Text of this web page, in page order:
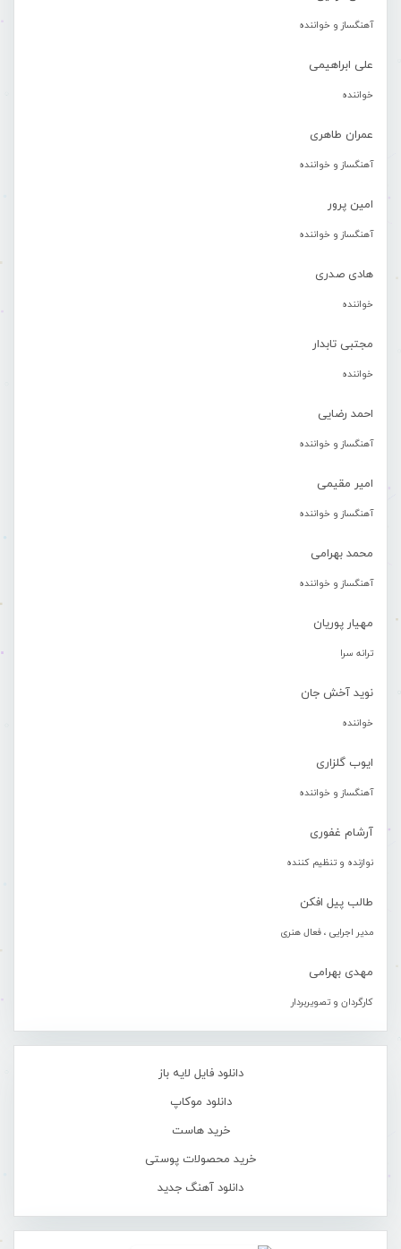
آهنگساز و خواننده
علی ابراهیمی
خواننده
عمران طاهری
آهنگساز و خواننده
امین پرور
آهنگساز و خواننده
هادی صدری
خواننده
مجتبی تابدار
خواننده
احمد رضایی
آهنگساز و خواننده
امیر مقیمی
آهنگساز و خواننده
محمد بهرامی
آهنگساز و خواننده
مهیار پوریان
ترانه سرا
نوید آخش جان
خواننده
ایوب گلزاری
آهنگساز و خواننده
آرشام غفوری
نوازنده و تنظیم کننده
طالب پیل افکن
مدیر اجرایی ، فعال هنری
مهدی بهرامی
کارگردان و تصویربردار
دانلود فایل لایه باز
دانلود موکاپ
خرید هاست
خرید محصولات پوستی
دانلود آهنگ جدید